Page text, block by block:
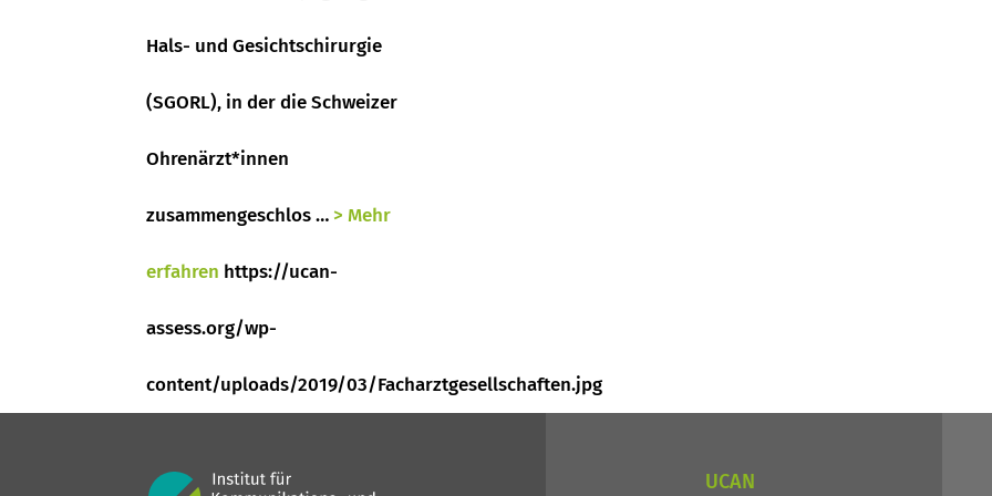
Hals- und Gesichtschirurgie
(SGORL), in der die Schweizer
Ohrenärzt*innen
zusammengeschlos … > Mehr
erfahren https://ucan-
assess.org/wp-
content/uploads/2019/03/Facharztgesellschaften.jpg
UCAN